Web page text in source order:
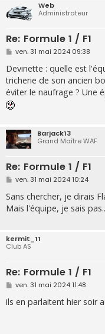
Web
Administrateur
Re: Formule 1 / F1
M
s
s
a
g
e
ven. 31 mai 2024 09:38
Devinette : quelle est
tricherie de son ancien
éviter le naufrage ? Une
Barjack13
Grand Maître WAF
Re: Formule 1 / F1
M
s
s
a
ven. 31 mai 2024 10:24
Sans chercher, je dirais
Mais l'équipe, je sais
kermit_11
Club AS
Re: Formule 1 / F1
M
s
s
ven. 31 mai 2024 11:48
ils en parlaitent hier soir